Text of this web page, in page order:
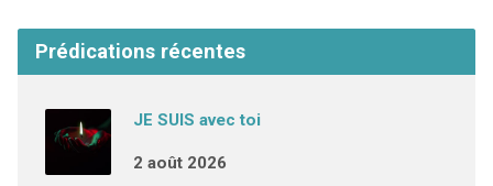
Prédications récentes
JE SUIS avec toi
2 août 2026